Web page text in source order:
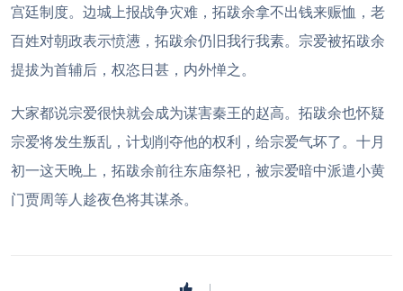
宫廷制度。边城上报战争灾难，拓跋余拿不出钱来赈恤，老
百姓对朝政表示愤懑，拓跋余仍旧我行我素。宗爱被拓跋余
提拔为首辅后，权恣日甚，内外惮之。
大家都说宗爱很快就会成为谋害秦王的赵高。拓跋余也怀疑
宗爱将发生叛乱，计划削夺他的权利，给宗爱气坏了。十月
初一这天晚上，拓跋余前往东庙祭祀，被宗爱暗中派遣小黄
门贾周等人趁夜色将其谋杀。